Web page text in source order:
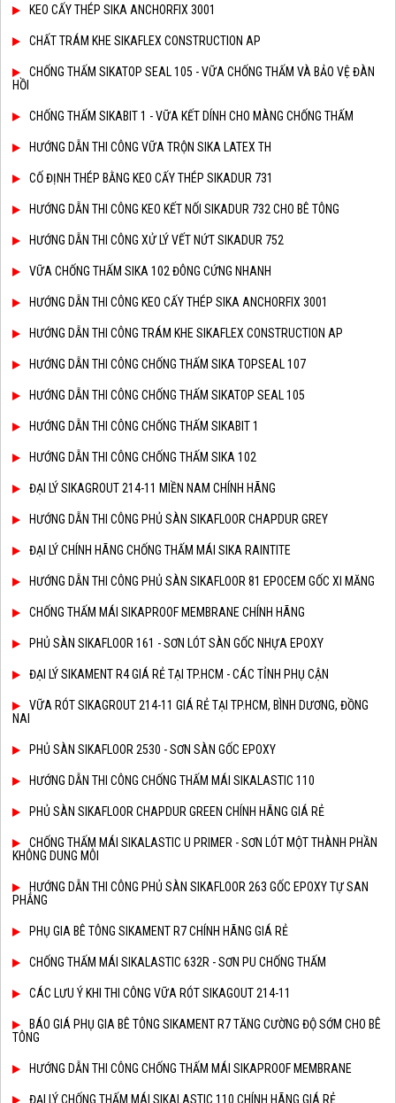
KEO CẤY THÉP SIKA ANCHORFIX 3001
CHẤT TRÁM KHE SIKAFLEX CONSTRUCTION AP
CHỐNG THẤM SIKATOP SEAL 105 - VỮA CHỐNG THẤM VÀ BẢO VỆ ĐÀN
HỒI
CHỐNG THẤM SIKABIT 1 - VỮA KẾT DÍNH CHO MÀNG CHỐNG THẤM
HƯỚNG DẪN THI CÔNG VỮA TRỘN SIKA LATEX TH
CỐ ĐỊNH THÉP BẰNG KEO CẤY THÉP SIKADUR 731
HƯỚNG DẪN THI CÔNG KEO KẾT NỐI SIKADUR 732 CHO BÊ TÔNG
HƯỚNG DẪN THI CÔNG XỬ LÝ VẾT NỨT SIKADUR 752
VỮA CHỐNG THẤM SIKA 102 ĐÔNG CỨNG NHANH
HƯỚNG DẪN THI CÔNG KEO CẤY THÉP SIKA ANCHORFIX 3001
HƯỚNG DẪN THI CÔNG TRÁM KHE SIKAFLEX CONSTRUCTION AP
HƯỚNG DẪN THI CÔNG CHỐNG THẤM SIKA TOPSEAL 107
HƯỚNG DẪN THI CÔNG CHỐNG THẤM SIKATOP SEAL 105
HƯỚNG DẪN THI CÔNG CHỐNG THẤM SIKABIT 1
HƯỚNG DẪN THI CÔNG CHỐNG THẤM SIKA 102
ĐẠI LÝ SIKAGROUT 214-11 MIỀN NAM CHÍNH HÃNG
HƯỚNG DẪN THI CÔNG PHỦ SÀN SIKAFLOOR CHAPDUR GREY
ĐẠI LÝ CHÍNH HÃNG CHỐNG THẤM MÁI SIKA RAINTITE
HƯỚNG DẪN THI CÔNG PHỦ SÀN SIKAFLOOR 81 EPOCEM GỐC XI MĂNG
CHỐNG THẤM MÁI SIKAPROOF MEMBRANE CHÍNH HÃNG
PHỦ SÀN SIKAFLOOR 161 - SƠN LÓT SÀN GỐC NHỰA EPOXY
ĐẠI LÝ SIKAMENT R4 GIÁ RẺ TẠI TP.HCM - CÁC TỈNH PHỤ CẬN
VỮA RÓT SIKAGROUT 214-11 GIÁ RẺ TẠI TP.HCM, BÌNH DƯƠNG, ĐỒNG
NAI
PHỦ SÀN SIKAFLOOR 2530 - SƠN SÀN GỐC EPOXY
HƯỚNG DẪN THI CÔNG CHỐNG THẤM MÁI SIKALASTIC 110
PHỦ SÀN SIKAFLOOR CHAPDUR GREEN CHÍNH HÃNG GIÁ RẺ
CHỐNG THẤM MÁI SIKALASTIC U PRIMER - SƠN LÓT MỘT THÀNH PHẦN
KHÔNG DUNG MÔI
HƯỚNG DẪN THI CÔNG PHỦ SÀN SIKAFLOOR 263 GỐC EPOXY TỰ SAN
PHẲNG
PHỤ GIA BÊ TÔNG SIKAMENT R7 CHÍNH HÃNG GIÁ RẺ
CHỐNG THẤM MÁI SIKALASTIC 632R - SƠN PU CHỐNG THẤM
CÁC LƯU Ý KHI THI CÔNG VỮA RÓT SIKAGOUT 214-11
BÁO GIÁ PHỤ GIA BÊ TÔNG SIKAMENT R7 TĂNG CƯỜNG ĐỘ SỚM CHO BÊ
TÔNG
HƯỚNG DẪN THI CÔNG CHỐNG THẤM MÁI SIKAPROOF MEMBRANE
ĐẠI LÝ CHỐNG THẤM MÁI SIKALASTIC 110 CHÍNH HÃNG GIÁ RẺ